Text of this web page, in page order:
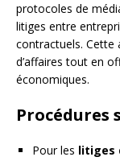
protocoles de
litiges entre
contractuels. Cette
d’affaires tout en
économiques.
Procédures
Pour les litiges